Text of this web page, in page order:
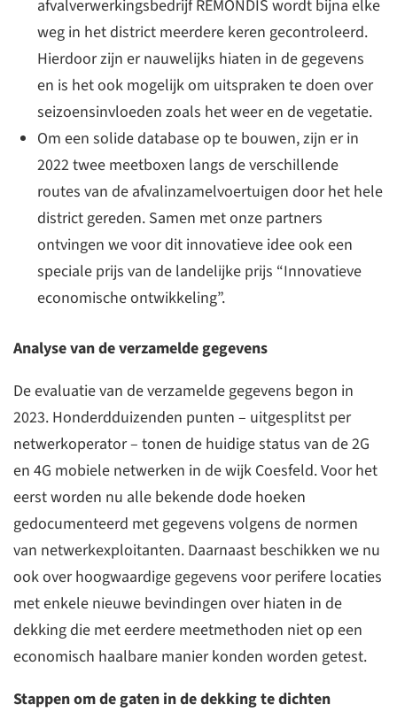
afvalverwerkingsbedrijf REMONDIS wordt bijna elke
weg in het district meerdere keren gecontroleerd.
Hierdoor zijn er nauwelijks hiaten in de gegevens
en is het ook mogelijk om uitspraken te doen over
seizoensinvloeden zoals het weer en de vegetatie.
Om een solide database op te bouwen, zijn er in
2022 twee meetboxen langs de verschillende
routes van de afvalinzamelvoertuigen door het hele
district gereden. Samen met onze partners
ontvingen we voor dit innovatieve idee ook een
speciale prijs van de landelijke prijs “Innovatieve
economische ontwikkeling”.
Analyse van de verzamelde gegevens
De evaluatie van de verzamelde gegevens begon in
2023. Honderdduizenden punten – uitgesplitst per
netwerkoperator – tonen de huidige status van de 2G
en 4G mobiele netwerken in de wijk Coesfeld. Voor het
eerst worden nu alle bekende dode hoeken
gedocumenteerd met gegevens volgens de normen
van netwerkexploitanten. Daarnaast beschikken we nu
ook over hoogwaardige gegevens voor perifere locaties
met enkele nieuwe bevindingen over hiaten in de
dekking die met eerdere meetmethoden niet op een
economisch haalbare manier konden worden getest.
Stappen om de gaten in de dekking te dichten